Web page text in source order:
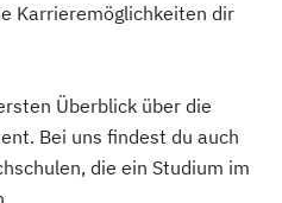
Karrieremöglichkeiten dir
Überblick über die
Bei uns findest du auch
die ein Studium im